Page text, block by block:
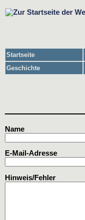
Startseite
Geschichte
Name
E-Mail-Adresse
Hinweis/Fehler